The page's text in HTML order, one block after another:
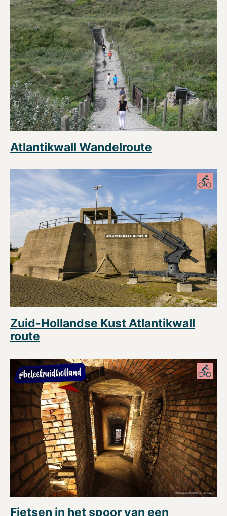
Atlantikwall Wandelroute
Zuid-Hollandse Kust Atlantikwall
route
Fietsen in het spoor van een